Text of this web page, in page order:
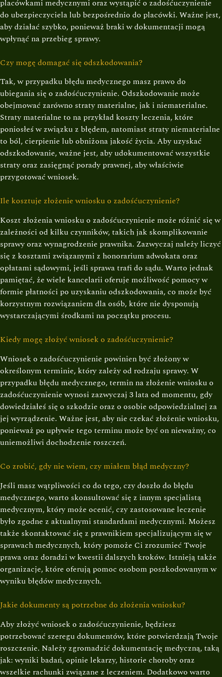
placówkami medycznymi oraz wystąpić o zadośćuczynienie
do ubezpieczyciela lub bezpośrednio do placówki. Ważne jest,
aby działać szybko, ponieważ braki w dokumentacji mogą
wpłynąć na przebieg sprawy.
Czy mogę domagać się odszkodowania?
Tak, w przypadku błędu medycznego masz prawo do
ubiegania się o zadośćuczynienie. Odszkodowanie może
obejmować zarówno straty materialne, jak i niematerialne.
Straty materialne to na przykład koszty leczenia, które
poniosłeś w związku z błędem, natomiast straty niematerialne
to ból, cierpienie lub obniżona jakość życia. Aby uzyskać
odszkodowanie, ważne jest, aby udokumentować wszystkie
straty oraz zasięgnąć porady prawnej, aby właściwie
przygotować wniosek.
Ile kosztuje złożenie wniosku o zadośćuczynienie?
Koszt złożenia wniosku o zadośćuczynienie może różnić się w
zależności od kilku czynników, takich jak skomplikowanie
sprawy oraz wynagrodzenie prawnika. Zazwyczaj należy liczyć
się z kosztami związanymi z honorarium adwokata oraz
opłatami sądowymi, jeśli sprawa trafi do sądu. Warto jednak
pamiętać, że wiele kancelarii oferuje możliwość pomocy w
formie płatności po uzyskaniu odszkodowania, co może być
korzystnym rozwiązaniem dla osób, które nie dysponują
wystarczającymi środkami na początku procesu.
Kiedy mogę złożyć wniosek o zadośćuczynienie?
Wniosek o zadośćuczynienie powinien być złożony w
określonym terminie, który zależy od rodzaju sprawy. W
przypadku błędu medycznego, termin na złożenie wniosku o
zadośćuczynienie wynosi zazwyczaj 3 lata od momentu, gdy
dowiedziałeś się o szkodzie oraz o osobie odpowiedzialnej za
jej wyrządzenie. Ważne jest, aby nie czekać złożenie wniosku,
ponieważ po upływie tego terminu może być on nieważny, co
uniemożliwi dochodzenie roszczeń.
Co zrobić, gdy nie wiem, czy miałem błąd medyczny?
Jeśli masz wątpliwości co do tego, czy doszło do błędu
medycznego, warto skonsultować się z innym specjalistą
medycznym, który może ocenić, czy zastosowane leczenie
było zgodne z aktualnymi standardami medycznymi. Możesz
także skontaktować się z prawnikiem specjalizującym się w
sprawach medycznych, który pomoże Ci zrozumieć Twoje
prawa oraz doradzi w kwestii dalszych kroków. Istnieją także
organizacje, które oferują pomoc osobom poszkodowanym w
wyniku błędów medycznych.
Jakie dokumenty są potrzebne do złożenia wniosku?
Aby złożyć wniosek o zadośćuczynienie, będziesz
potrzebować szeregu dokumentów, które potwierdzają Twoje
roszczenie. Należy zgromadzić dokumentację medyczną, taką
jak: wyniki badań, opinie lekarzy, historie choroby oraz
wszelkie rachunki związane z leczeniem. Dodatkowo warto